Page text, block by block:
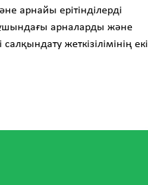
арнайы ерітінділерді
ұшындағы арналарды және
жеткізілімінің екі